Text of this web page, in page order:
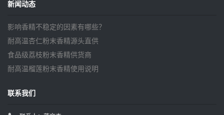
新闻动态
影响香精不稳定的因素有哪些？
耐高温杏仁粉末香精源头直供
食品级荔枝粉末香精供货商
耐高温榴莲粉末香精使用说明
联系我们